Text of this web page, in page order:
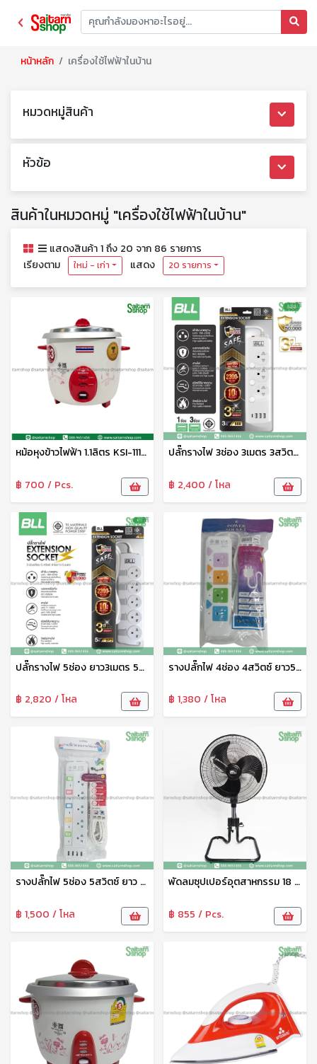
หน้าหลัก เครื่องใช้ไฟฟ้าในบ้าน
หมวดหมู่สินค้า
หัวข้อ
สินค้าในหมวดหมู่ "เครื่องใช้ไฟฟ้าในบ้าน"
แสดงสินค้า 1 ถึง 20 จาก 86 รายการ
เรียงตาม
ใหม่ - เก่า แสดง 20 รายการ
หม้อหุงข้าวไฟฟ้า 1.1ลิตร KSI-111 มิตซูชิต้า
฿ 700 / Pcs.
ปลั๊กรางไฟ 3ช่อง 3เมตร 3สวิตซ์ 2USB+1USB-C B88
฿ 2,400 / โหล
ปลั๊กรางไฟ 5ช่อง ยาว3เมตร 5สวิตซ์ B75 BLL
฿ 2,820 / โหล
รางปลั๊กไฟ 4ช่อง 4สวิตซ์ ยาว5เมตร No.T415 Panasi
฿ 1,380 / โหล
รางปลั๊กไฟ 5ช่อง 5สวิตซ์ ยาว 5เมตร 4USB KT55 Panasi
฿ 1,500 / โหล
พัดลมซุปเปอร์อุตสาหกรรม 18 นิ้ว ขายืดได้ CT-183 คาเท็ค Catec
฿ 855 / Pcs.